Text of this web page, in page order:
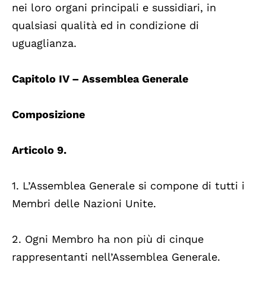
nei loro organi principali e sussidiari, in
qualsiasi qualità ed in condizione di
uguaglianza.
Capitolo IV – Assemblea Generale
Composizione
Articolo 9.
1. L’Assemblea Generale si compone di tutti i
Membri delle Nazioni Unite.
2. Ogni Membro ha non più di cinque
rappresentanti nell’Assemblea Generale.